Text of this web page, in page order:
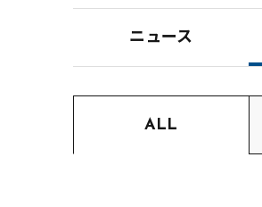
ニュース
ALL